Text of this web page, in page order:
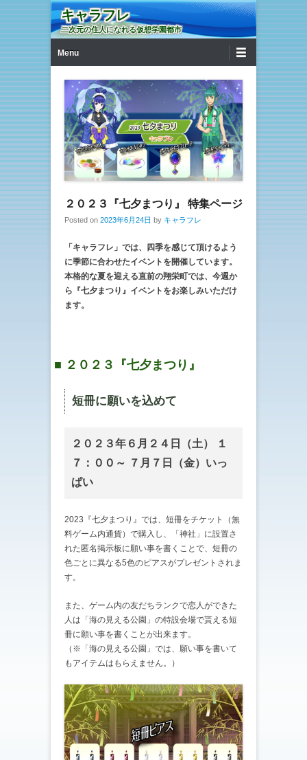
キャラフレ
二次元の住人になれる仮想学園都市
Menu
２０２３『七夕まつり』 特集ページ
Posted on 2023年6月24日 by キャラフレ
「キャラフレ」では、四季を感じて頂けるよう
に季節に合わせたイベントを開催しています。
本格的な夏を迎える直前の翔栄町では、今週か
ら『七夕まつり』イベントをお楽しみいただけ
ます。
■ ２０２３『七夕まつり』
短冊に願いを込めて
２０２３年６月２４日（土） １
７：００～ ７月７日（金）いっ
ぱい
2023『七夕まつり』では、短冊をチケット（無
料ゲーム内通貨）で購入し、「神社」に設置さ
れた匿名掲示板に願い事を書くことで、短冊の
色ごとに異なる5色のピアスがプレゼントされま
す。
また、ゲーム内の友だちランクで恋人ができた
人は「海の見える公園」の特設会場で貰える短
冊に願い事を書くことが出来ます。
（※「海の見える公園」では、願い事を書いて
もアイテムはもらえません。）